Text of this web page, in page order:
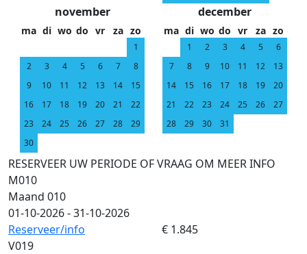
november
ma di wo do vr za zo
1
2
3 4 5 6 7
8
9
10 11 12 13 14
15
16
17 18 19 20 21
22
23
24 25 26 27 28
29
30
december
ma di wo do vr za zo
1 2 3 4 5
6
7
8 9 10 11 12
13
14
15 16 17 18 19
20
21
22 23 24 25 26
27
28
29 30 31
RESERVEER UW PERIODE OF VRAAG OM MEER INFO
M010
Maand 010
01-10-2026 - 31-10-2026
Reserveer/info
€ 1.845
V019